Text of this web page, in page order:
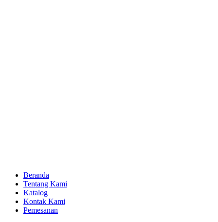
Beranda
Tentang Kami
Katalog
Kontak Kami
Pemesanan